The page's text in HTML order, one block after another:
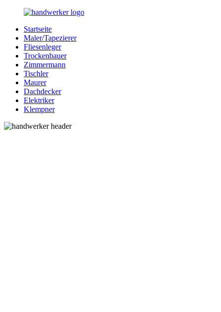
Zurück
Inhalt
Bessere-
Handwerker.de
Handwerker
Ihrer
Nähe
Startseite
Maler/Tapezierer
Fliesenleger
Trockenbauer
Zimmermann
Tischler
Maurer
Dachdecker
Elektriker
Klempner